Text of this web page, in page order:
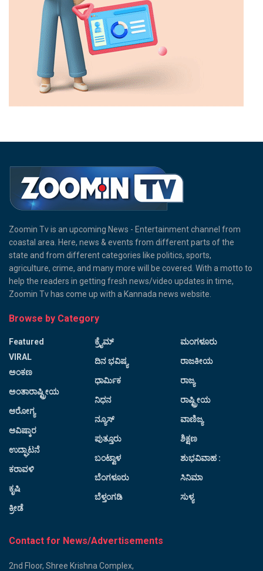
Zoomin Tv is an upcoming News - Entertainment channel from
coastal area. Here, news & events from different parts of the
state and from different categories like politics, sports,
agriculture, crime, and many more will be covered. With a motto to
help the readers in getting fresh news/video updates in time,
Zoomin Tv has come up with a Kannada news website.
Browse by Category
Featured
VIRAL
ಅಂಕಣ
ಅಂತಾರಾಷ್ಟ್ರೀಯ
ಆರೋಗ್ಯ
ಆವಿಷ್ಕಾರ
ಉದ್ಘಾಟನೆ
ಕರಾವಳಿ
ಕೃಷಿ
ಕ್ರೀಡೆ
ಕ್ರೈಮ್
ದಿನ ಭವಿಷ್ಯ
ಧಾರ್ಮಿಕ
ನಿಧನ
ನ್ಯೂಸ್
ಪುತ್ತೂರು
ಬಂಟ್ವಾಳ
ಬೆಂಗಳೂರು
ಬೆಳ್ತಂಗಡಿ
ಮಂಗಳೂರು
ರಾಜಕೀಯ
ರಾಜ್ಯ
ರಾಷ್ಟ್ರೀಯ
ವಾಣಿಜ್ಯ
ಶಿಕ್ಷಣ
ಶುಭವಿವಾಹ :
ಸಿನಿಮಾ
ಸುಳ್ಯ
Contact for News/Advertisements
2nd Floor, Shree Krishna Complex,